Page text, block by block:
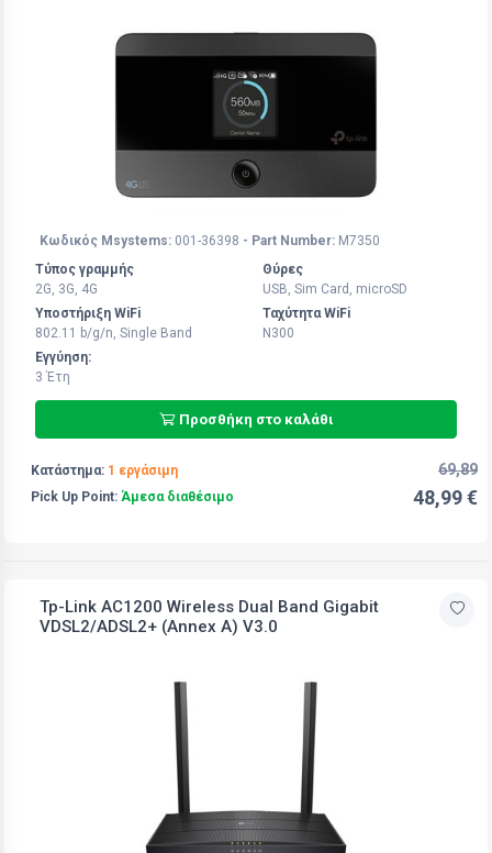
Κωδικός Msystems: 001-36398 - Part Number: M7350
Τύπος γραμμής
2G, 3G, 4G
Θύρες
USB, Sim Card, microSD
Υποστήριξη WiFi
802.11 b/g/n, Single Band
Ταχύτητα WiFi
N300
Εγγύηση:
3 Έτη
Προσθήκη στο καλάθι
Κατάστημα: 1 εργάσιμη
Pick Up Point: Άμεσα διαθέσιμο
69,89
48,99 €
Tp-Link AC1200 Wireless Dual Band Gigabit
VDSL2/ADSL2+ (Annex A) V3.0